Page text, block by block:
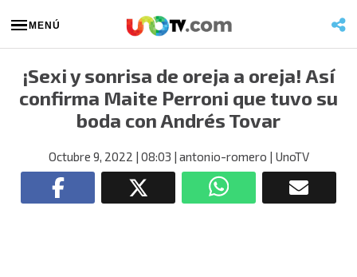
MENÚ
¡Sexi y sonrisa de oreja a oreja! Así
confirma Maite Perroni que tuvo su
boda con Andrés Tovar
Octubre 9, 2022 | 08:03 | antonio-romero | UnoTV